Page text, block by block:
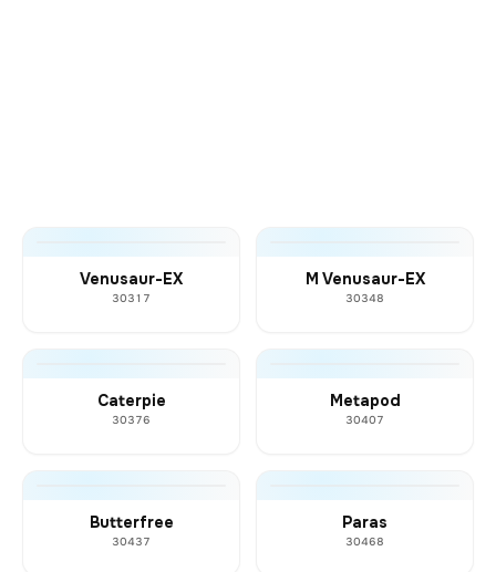
Venusaur-EX
30317
M Venusaur-EX
30348
Caterpie
30376
Metapod
30407
Butterfree
30437
Paras
30468